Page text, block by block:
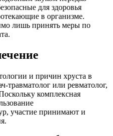
для здоровья
в организме.
лишь принять меры по
и причин хруста в
травматолог или ревматолог,
комплексная
участие принимают и